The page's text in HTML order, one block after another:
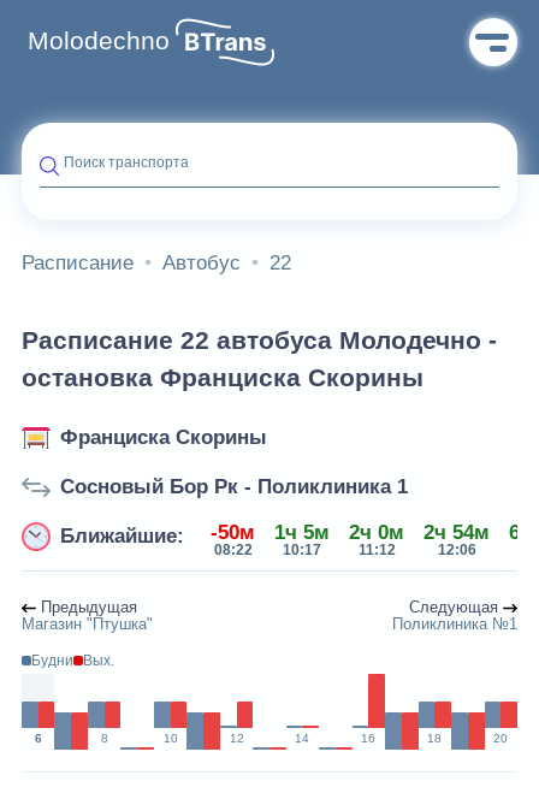
Molodechno
Поиск транспорта
Расписание Автобус 22
Расписание 22 автобуса Молодечно -
остановка Франциска Скорины
Франциска Скорины
Сосновый Бор Рк - Поликлиника 1
Ближайшие: -50м
08:22
1ч 5м
10:17
2ч 0м
11:12
2ч 54м
12:06
6ч
Предыдущая
Магазин "Птушка"
Следующая
Поликлиника №1
Будни Вых.
6 8 10 12 14 16 18 20